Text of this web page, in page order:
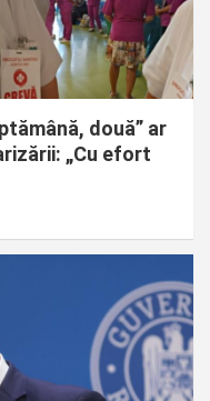
două” ar
„Cu efort